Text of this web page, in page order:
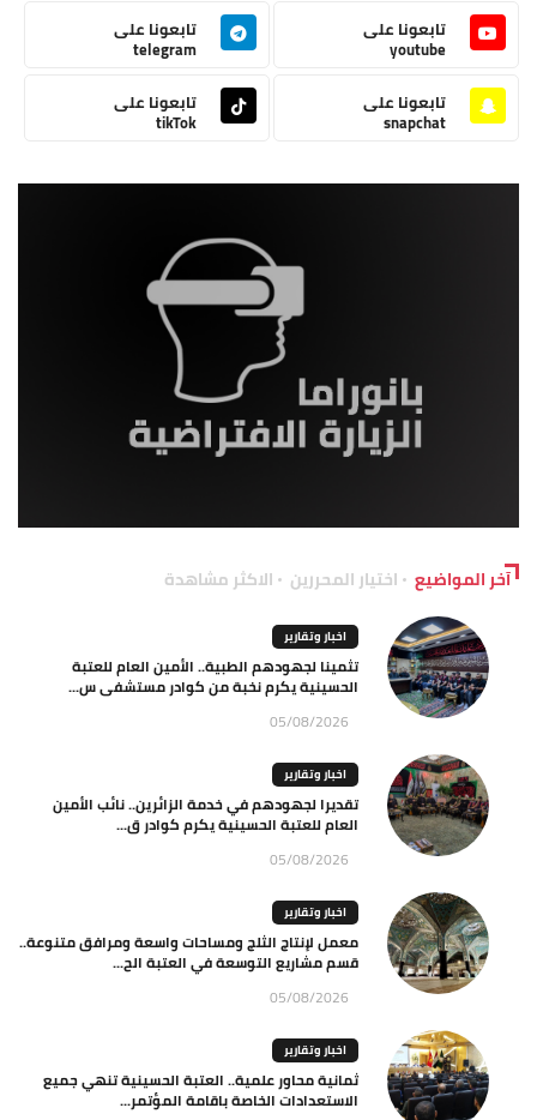
تابعونا على
youtube
تابعونا على
telegram
تابعونا على
snapchat
تابعونا على
tikTok
آخر المواضيع اختيار المحررين الاكثر مشاهدة
اخبار وتقارير
تثمينا لجهودهم الطبية.. الأمين العام للعتبة
الحسينية يكرم نخبة من كوادر مستشفى س...
05/08/2026
اخبار وتقارير
تقديرا لجهودهم في خدمة الزائرين.. نائب الأمين
العام للعتبة الحسينية يكرم كوادر ق...
05/08/2026
اخبار وتقارير
معمل لإنتاج الثلج ومساحات واسعة ومرافق متنوعة..
قسم مشاريع التوسعة في العتبة الح...
05/08/2026
اخبار وتقارير
ثمانية محاور علمية.. العتبة الحسينية تنهي جميع
الاستعدادات الخاصة باقامة المؤتمر...